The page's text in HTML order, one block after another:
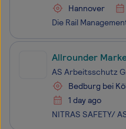
Hannover
Allrounder
AS Arbeitsschutz
Bedburg bei
1 day ago